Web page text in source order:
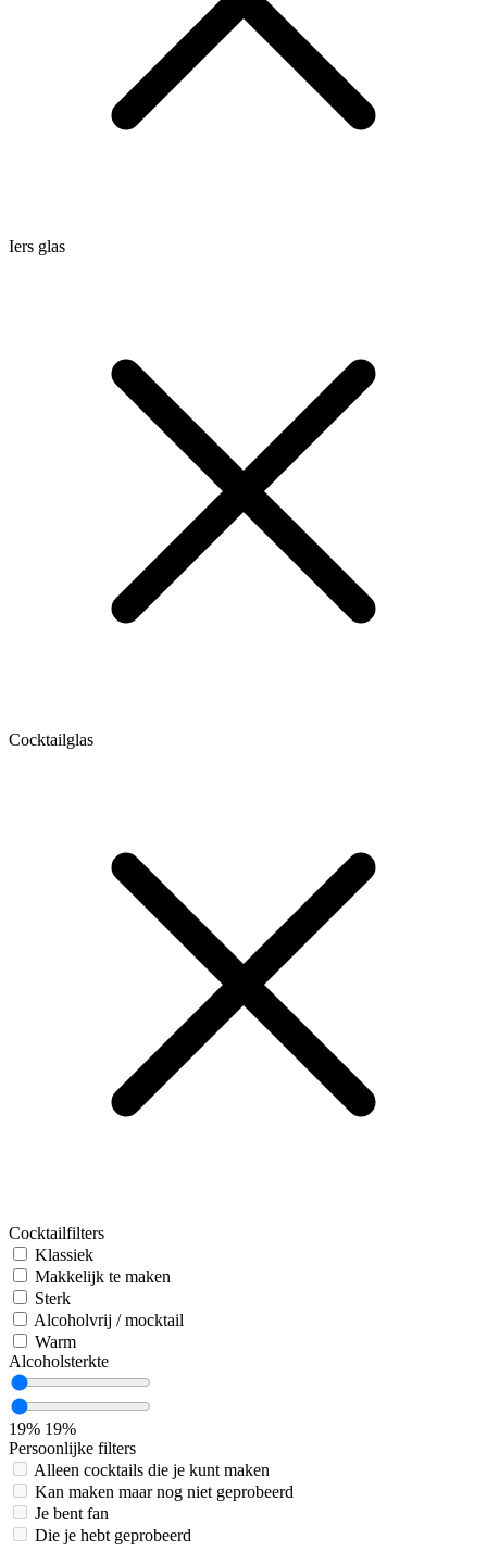
Iers glas
Cocktailglas
Cocktailfilters
Klassiek
Makkelijk te maken
Sterk
Alcoholvrij / mocktail
Warm
Alcoholsterkte
19% 19%
Persoonlijke filters
Alleen cocktails die je kunt maken
Kan maken maar nog niet geprobeerd
Je bent fan
Die je hebt geprobeerd